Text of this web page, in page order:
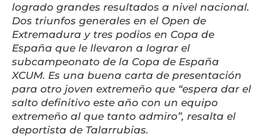
logrado grandes resultados a nivel nacional.
Dos triunfos generales en el Open de
Extremadura y tres podios en Copa de
España que le llevaron a lograr el
subcampeonato de la Copa de España
XCUM. Es una buena carta de presentación
para otro joven extremeño que “espera dar el
salto definitivo este año con un equipo
extremeño al que tanto admiro”, resalta el
deportista de Talarrubias.